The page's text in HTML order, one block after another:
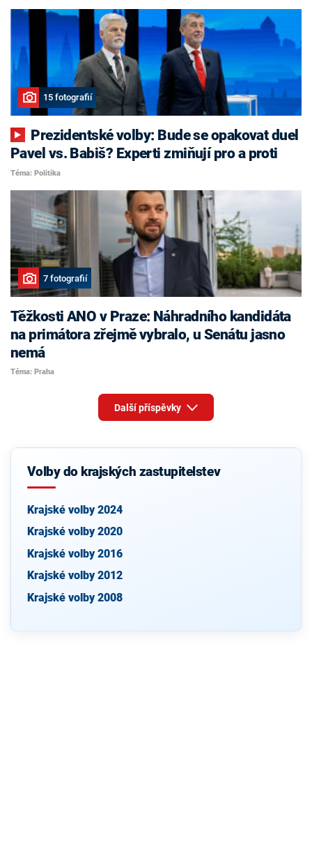
15 fotografií
Pavel vs. Babiš? Experti zmiňují pro a proti
Téma: Politika
7 fotografií
Těžkosti ANO v Praze: Náhradního kandidáta
na primátora zřejmě vybralo, u Senátu jasno
nemá
Téma: Praha
Další příspěvky
Volby do krajských zastupitelstev
Krajské volby 2024
Krajské volby 2020
Krajské volby 2016
Krajské volby 2012
Krajské volby 2008